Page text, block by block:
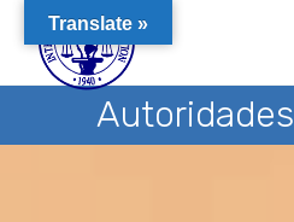
Autoridades
Translate »